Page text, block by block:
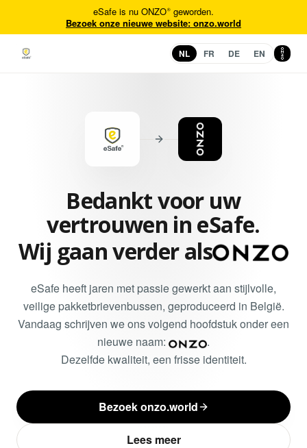
eSafe is nu ONZO® geworden.
Bezoek onze nieuwe website: onzo.world
NL FR DE EN
Bedankt voor uw
vertrouwen in eSafe.
Wij gaan verder als
eSafe heeft jaren met passie gewerkt aan stijlvolle,
veilige pakketbrievenbussen, geproduceerd in België.
Vandaag schrijven we ons volgend hoofdstuk onder een
nieuwe naam:
.
Dezelfde kwaliteit, een frisse identiteit.
Bezoek onzo.world
Lees meer